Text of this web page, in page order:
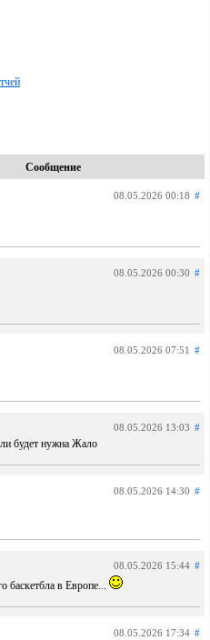
Сообщение
08.05.2026 00:18 #
08.05.2026 00:30 #
08.05.2026 07:51 #
08.05.2026 13:03 #
будет нужна Жало
08.05.2026 14:30 #
08.05.2026 15:44 #
баскетбла в Европе...
08.05.2026 17:34 #